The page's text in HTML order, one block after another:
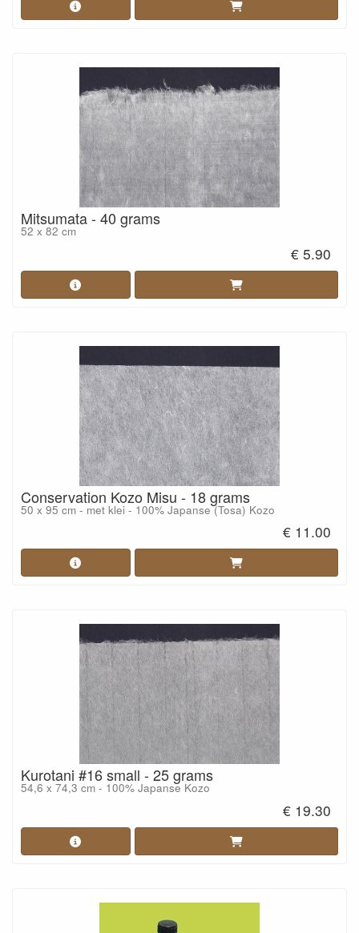
Mitsumata - 40 grams
52 x 82 cm
€ 5.90
Conservation Kozo Misu - 18 grams
50 x 95 cm - met klei - 100% Japanse (Tosa) Kozo
€ 11.00
Kurotani #16 small - 25 grams
54,6 x 74,3 cm - 100% Japanse Kozo
€ 19.30